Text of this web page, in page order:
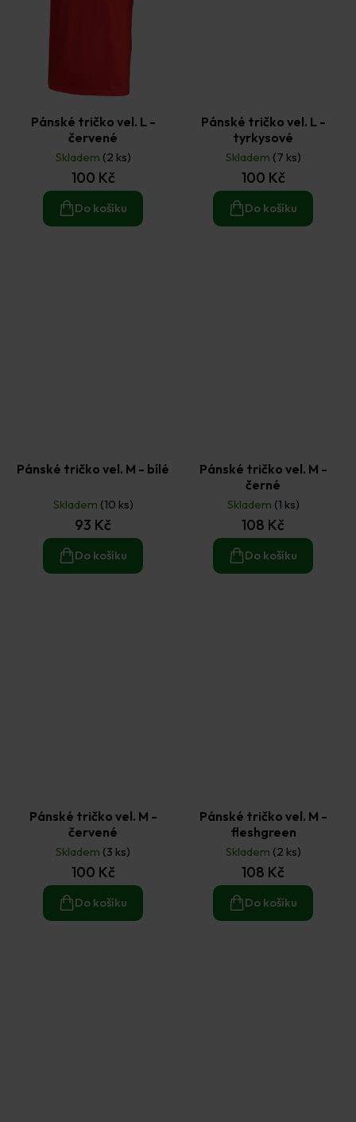
Pánské tričko vel. L -
červené
Skladem (2 ks)
100 Kč
Do košíku
Pánské tričko vel. L -
tyrkysové
Skladem (7 ks)
100 Kč
Do košíku
Pánské tričko vel. M - bílé
Skladem (10 ks)
93 Kč
Do košíku
Pánské tričko vel. M -
černé
Skladem (1 ks)
108 Kč
Do košíku
Pánské tričko vel. M -
červené
Skladem (3 ks)
100 Kč
Do košíku
Pánské tričko vel. M -
fleshgreen
Skladem (2 ks)
108 Kč
Do košíku